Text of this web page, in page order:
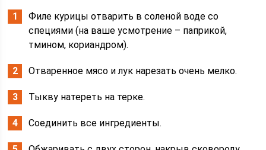
Филе курицы отварить в соленой воде со
специями (на ваше усмотрение – паприкой,
тмином, кориандром).
Отваренное мясо и лук нарезать очень мелко.
Тыкву натереть на терке.
Соединить все ингредиенты.